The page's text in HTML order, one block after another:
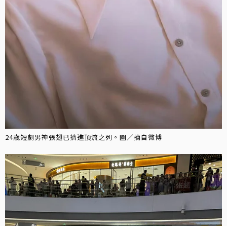
24歲短劇男神張翅已擠進頂流之列。圖／摘自微博